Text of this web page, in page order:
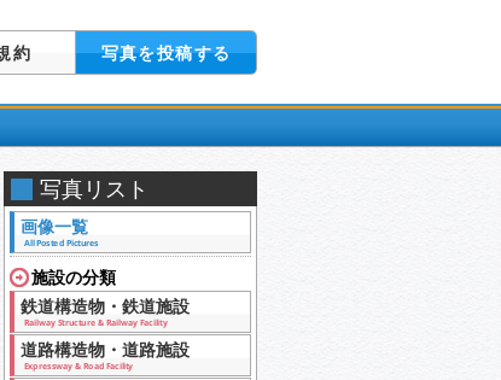
約 写真を投稿する
写真リスト
画像一覧
All Posted Pictures
施設の分類
鉄道構造物・鉄道施設
Railway Structure & Railway Facility
道路構造物・道路施設
Expressway & Road Facility